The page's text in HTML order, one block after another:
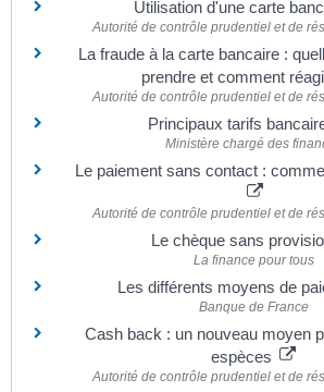
Utilisation d'une carte
Autorité de contrôle prudentiel et de
La fraude à la carte bancaire :
prendre et comment
Autorité de contrôle prudentiel et de
Principaux tarifs
Ministère chargé des
Le paiement sans contact :
Autorité de contrôle prudentiel et de
Le chèque sans
La finance pour tous
Les différents moyens de
Banque de France
Cash back : un nouveau moyen
espèces
Autorité de contrôle prudentiel et de